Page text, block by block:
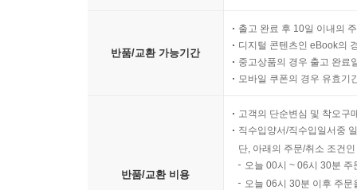
반품/교환 가능기간
출고 완료 후 10일 이내의
디지털 콘텐츠인 eBook의
중고상품의 경우 출고 완료
모바일 쿠폰의 경우 유효기
반품/교환 비용
고객의 단순변심 및 착오구
직수입양서/직수입일서중
단, 아래의 주문/취소 조건
오늘 00시 ~ 06시 30분
오늘 06시 30분 이후 주